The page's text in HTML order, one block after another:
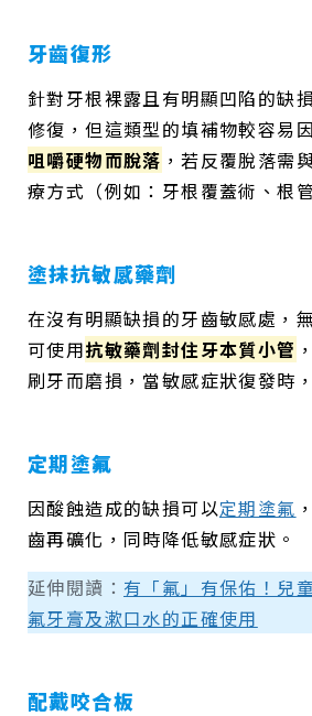
牙齒復形
針對牙根裸露且有明顯凹陷的缺
修復，但這類型的填補物較容易因
咀嚼硬物而脫落 ，若反覆脫落需
療方式（例如：牙根覆蓋術、根
塗抹抗敏感藥劑
在沒有明顯缺損的牙齒敏感處，
可使用抗敏藥劑封住牙本質小管
刷牙而磨損，當敏感症狀復發時
定期塗氟
因酸蝕造成的缺損可以定期塗氟
齒再礦化，同時降低敏感症狀。
延伸閱讀： 有「氟」有保佑！兒
氟牙膏及漱口水的正確使用
配戴咬合板